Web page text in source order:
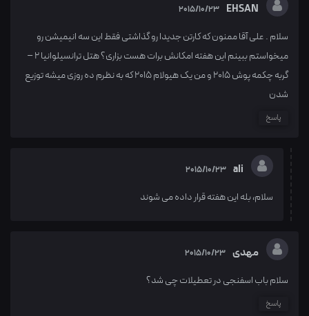
EHSAN
2015/10/23
سلام . علی آقا ممنون که کارتن جدیدا رو گذاشتی فقط این سه انیمیشن رو
میخواستم ببینم این هفته امکانش برات هست بزاری؟ هتل ترانسیلوانیا 2 –
گربه چکمه پوش 2015 و من یک هیولام 2015 که به نظرم ده روزی میشه توزیع
شدن
پاسخ
ali
2015/10/23
سلام، بله این هفته قرار داده می شوند
مهدی 2015/10/23
سلام باب اسفنجی در تعطیلات چی شد؟
پاسخ